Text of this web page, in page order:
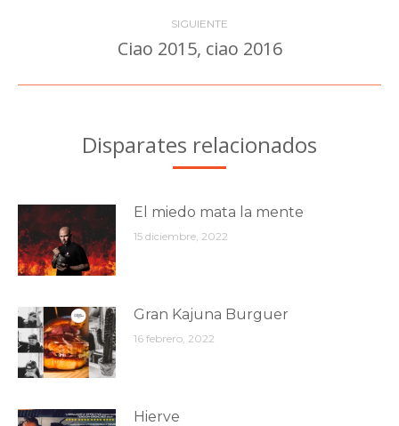
publicaciones
SIGUIENTE
Publicación
Ciao 2015, ciao 2016
Disparates relacionados
El miedo mata la mente
15 diciembre, 2022
Gran Kajuna Burguer
16 febrero, 2022
Hierve